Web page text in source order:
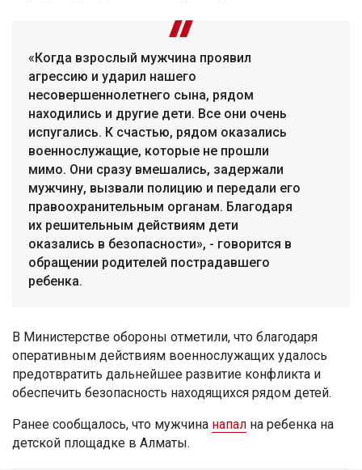
«Когда взрослый мужчина проявил
агрессию и ударил нашего
несовершеннолетнего сына, рядом
находились и другие дети. Все они очень
испугались. К счастью, рядом оказались
военнослужащие, которые не прошли
мимо. Они сразу вмешались, задержали
мужчину, вызвали полицию и передали его
правоохранительным органам. Благодаря
их решительным действиям дети
оказались в безопасности», - говорится в
обращении родителей пострадавшего
ребенка.
В Министерстве обороны отметили, что благодаря
оперативным действиям военнослужащих удалось
предотвратить дальнейшее развитие конфликта и
обеспечить безопасность находящихся рядом детей.
Ранее сообщалось, что мужчина напал на ребенка на
детской площадке в Алматы.